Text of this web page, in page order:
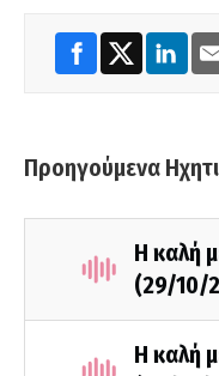
Προηγούμενα
Η καλή
(29/10/
Η καλή